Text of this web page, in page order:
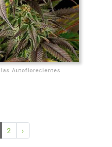
Autoflorecientes
2 ›